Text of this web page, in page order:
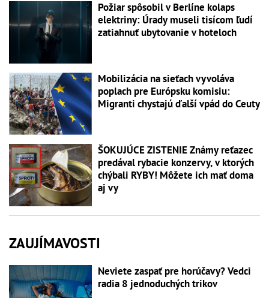
Požiar spôsobil v Berlíne kolaps
elektriny: Úrady museli tisícom ľudí
zatiahnuť ubytovanie v hoteloch
Mobilizácia na sieťach vyvoláva
poplach pre Európsku komisiu:
Migranti chystajú ďalší vpád do Ceuty
ŠOKUJÚCE ZISTENIE Známy reťazec
predával rybacie konzervy, v ktorých
chýbali RYBY! Môžete ich mať doma
aj vy
ZAUJÍMAVOSTI
Neviete zaspať pre horúčavy? Vedci
radia 8 jednoduchých trikov